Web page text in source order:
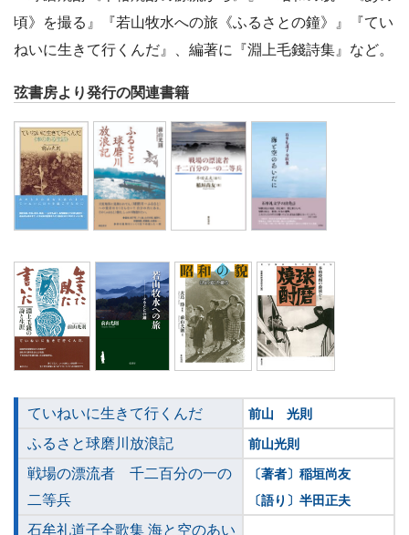
頃》を撮る』『若山牧水への旅《ふるさとの鐘》』『てい
ねいに生きて行くんだ』、編著に『淵上毛錢詩集』など。
弦書房より発行の関連書籍
ていねいに生きて行くんだ 前山 光則
ふるさと球磨川放浪記 前山光則
戦場の漂流者 千二百分の一の
二等兵
〔著者〕稲垣尚友
〔語り〕半田正夫
石牟礼道子全歌集 海と空のあい